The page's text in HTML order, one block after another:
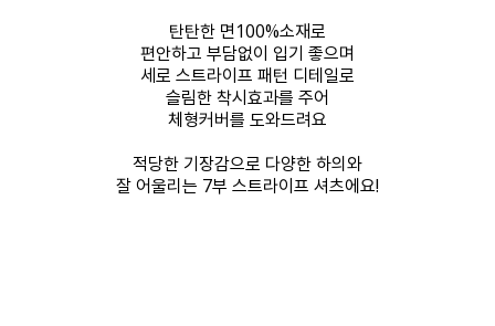
탄탄한 면100%소재로
편안하고 부담없이 입기 좋으며
세로 스트라이프 패턴 디테일로
슬림한 착시효과를 주어
체형커버를 도와드려요
적당한 기장감으로 다양한 하의와
잘 어울리는 7부 스트라이프 셔츠에요!